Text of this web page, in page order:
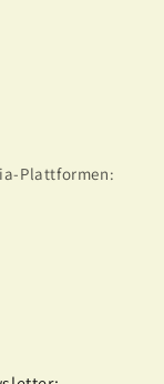
Plattformen: